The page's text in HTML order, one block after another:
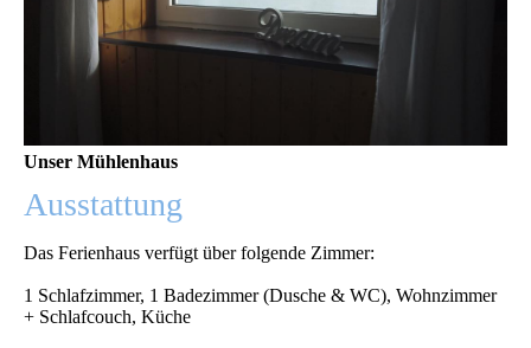
Unser Mühlenhaus
Ausstattung
Das Ferienhaus verfügt über folgende Zimmer:
1 Schlafzimmer, 1 Badezimmer (Dusche & WC), Wohnzimmer
+ Schlafcouch, Küche